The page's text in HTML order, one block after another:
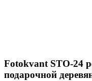
Fotokvant STO-24
подарочной